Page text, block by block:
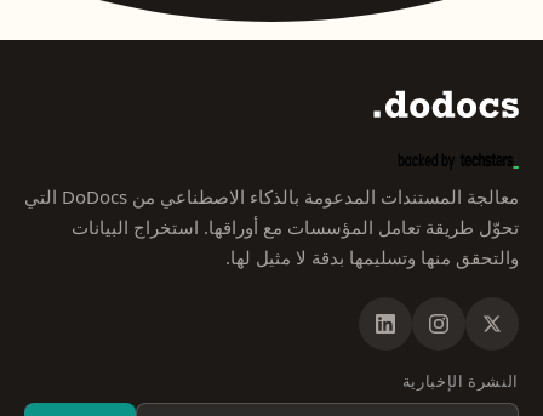
معالجة المستندات المدعومة بالذكاء الاصطناعي من DoDocs التي
تحوّل طريقة تعامل المؤسسات مع أوراقها. استخراج البيانات
والتحقق منها وتسليمها بدقة لا مثيل لها.
النشرة الإخبارية